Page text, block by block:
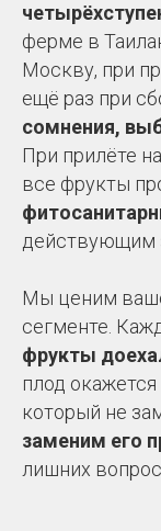
ферме в
Москву, при
ещё раз при
сомнения,
При прилёте
все фрукты
действующим
Мы ценим
сегменте.
фрукты
плод
который не
заменим его
лишних